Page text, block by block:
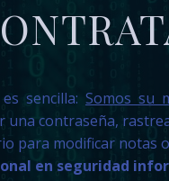
sencilla: Somos su
contraseña,
para modificar notas
en seguridad